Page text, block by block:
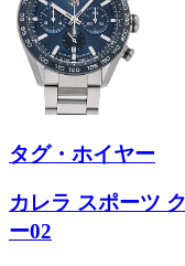
タグ・ホイヤー
カレラ スポーツ
ー02